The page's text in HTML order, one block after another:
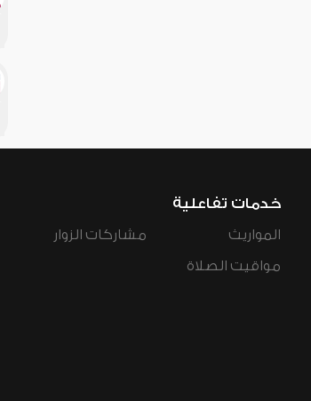
خدمات تفاعلية
المواريث
مواقيت الصلاة
مشاركات الزوار